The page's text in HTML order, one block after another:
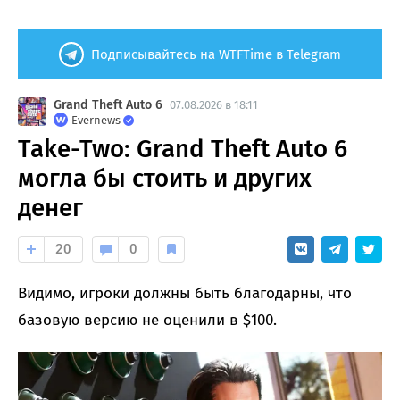
Подписывайтесь на WTFTime в Telegram
Grand Theft Auto 6 07.08.2026 в 18:11
Evernews
Take-Two: Grand Theft Auto 6
могла бы стоить и других
денег
20 0
Видимо, игроки должны быть благодарны, что
базовую версию не оценили в $100.